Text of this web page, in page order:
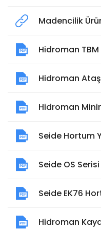
Madencilik
Hidroman
Hidroman
Hidroman
Seide Hortum
Seide OS
Seide EK76
Hidroman Kaya